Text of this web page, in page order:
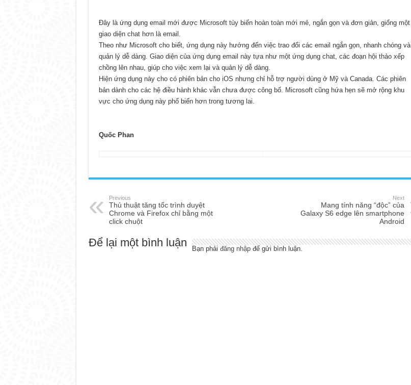
Đây là ứng dụng email mới được Microsoft tùy biến hoàn toàn mới mẻ, ngắn gọn và đơn giản, giống một
giao diện chat hơn là email.
Theo như Microsoft cho biết, ứng dụng này hướng đến việc trao đổi các email ngắn gọn, nhanh chóng và
quản lý dễ dàng. Giao diện của ứng dụng email này tựa như một ứng dụng chat, các đoạn hội thảo xếp
chồng lên nhau, giúp cho việc xem lại và quản lý dễ dàng.
Hiện ứng dụng này cho có phiên bản cho iOS nhưng chỉ hỗ trợ người dùng ở Mỹ và Canada. Các phiên
bản dành cho các hệ điều hành khác vẫn chưa được công bố. Microsoft cũng hứa hẹn sẽ mở rộng khu
vực cho ứng dụng này phổ biến hơn trong tương lai.
Quốc Phan
Previous
Thủ thuật tăng tốc trình duyệt
Chrome và Firefox chỉ bằng một
click chuột
Next
Mang tính năng “độc” của
Galaxy S6 edge lên smartphone
Android
Để lại một bình luận Bạn phải đăng nhậpđể gửi bình luận.